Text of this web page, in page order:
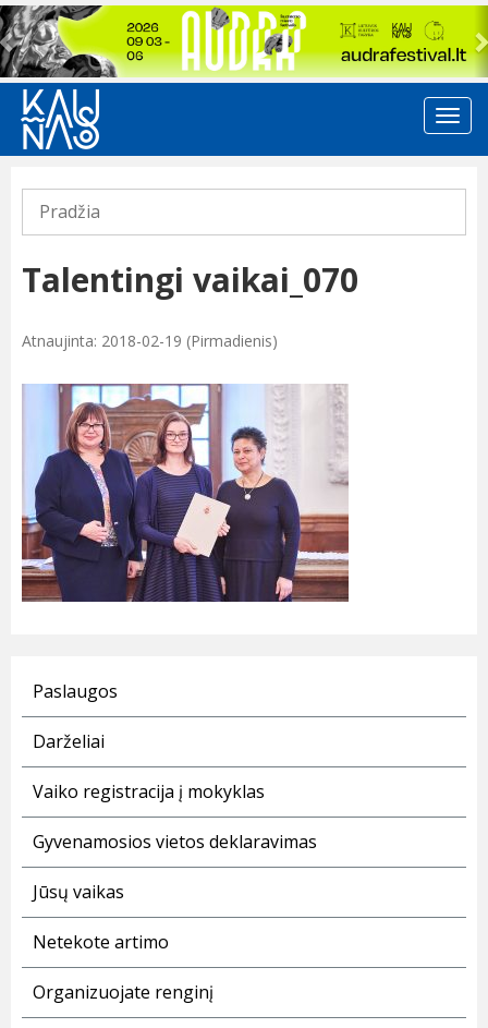
Previous
Pradžia
Talentingi vaikai_070
Atnaujinta: 2018-02-19 (Pirmadienis)
Paslaugos
Darželiai
Vaiko registracija į mokyklas
Gyvenamosios vietos deklaravimas
Jūsų vaikas
Netekote artimo
Organizuojate renginį